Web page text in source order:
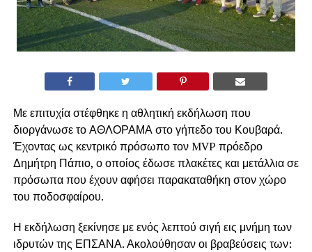
Με επιτυχία στέφθηκε η αθλητική εκδήλωση που
διοργάνωσε το ΑΘΛΟΡΑΜΑ στο γήπεδο του Κουβαρά.
Έχοντας ως κεντρικό πρόσωπο τον MVP πρόεδρο
Δημήτρη Πάπιο, ο οποίος έδωσε πλακέτες και μετάλλια σε
πρόσωπα που έχουν αφήσει παρακαταθήκη στον χώρο
του ποδοσφαίρου.
Η εκδήλωση ξεκίνησε με ενός λεπτού σιγή εις μνήμη των
ιδρυτών της ΕΠΣΑΝΑ. Ακολούθησαν οι βραβεύσεις των: